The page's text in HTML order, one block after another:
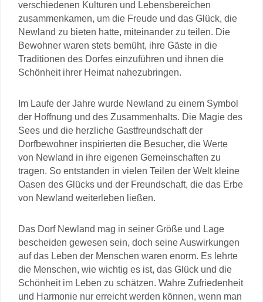
verschiedenen Kulturen und Lebensbereichen
zusammenkamen, um die Freude und das Glück, die
Newland zu bieten hatte, miteinander zu teilen. Die
Bewohner waren stets bemüht, ihre Gäste in die
Traditionen des Dorfes einzuführen und ihnen die
Schönheit ihrer Heimat nahezubringen.
Im Laufe der Jahre wurde Newland zu einem Symbol
der Hoffnung und des Zusammenhalts. Die Magie des
Sees und die herzliche Gastfreundschaft der
Dorfbewohner inspirierten die Besucher, die Werte
von Newland in ihre eigenen Gemeinschaften zu
tragen. So entstanden in vielen Teilen der Welt kleine
Oasen des Glücks und der Freundschaft, die das Erbe
von Newland weiterleben ließen.
Das Dorf Newland mag in seiner Größe und Lage
bescheiden gewesen sein, doch seine Auswirkungen
auf das Leben der Menschen waren enorm. Es lehrte
die Menschen, wie wichtig es ist, das Glück und die
Schönheit im Leben zu schätzen. Wahre Zufriedenheit
und Harmonie nur erreicht werden können, wenn man